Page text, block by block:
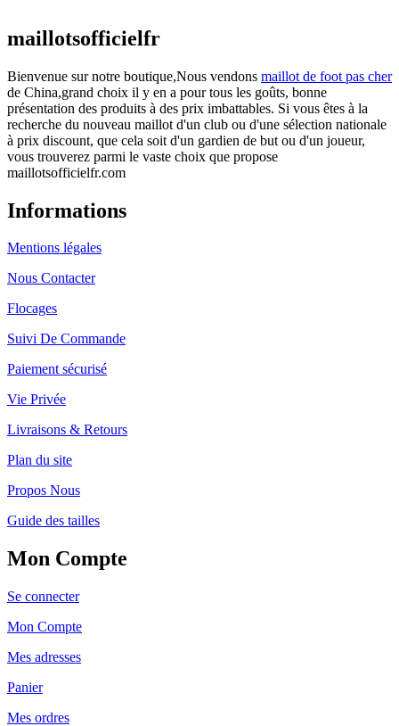
maillotsofficielfr
Bienvenue sur notre boutique,Nous vendons maillot de foot pas cher
de China,grand choix il y en a pour tous les goûts, bonne
présentation des produits à des prix imbattables. Si vous êtes à la
recherche du nouveau maillot d'un club ou d'une sélection nationale
à prix discount, que cela soit d'un gardien de but ou d'un joueur,
vous trouverez parmi le vaste choix que propose
maillotsofficielfr.com
Informations
Mentions légales
Nous Contacter
Flocages
Suivi De Commande
Paiement sécurisé
Vie Privée
Livraisons & Retours
Plan du site
Propos Nous
Guide des tailles
Mon Compte
Se connecter
Mon Compte
Mes adresses
Panier
Mes ordres